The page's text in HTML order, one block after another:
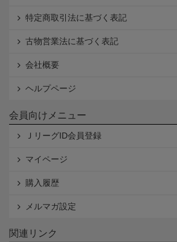
特定商取引法に基づく表記
古物営業法に基づく表記
会社概要
ヘルプページ
会員向けメニュー
ＪリーグID会員登録
マイページ
購入履歴
メルマガ設定
関連リンク